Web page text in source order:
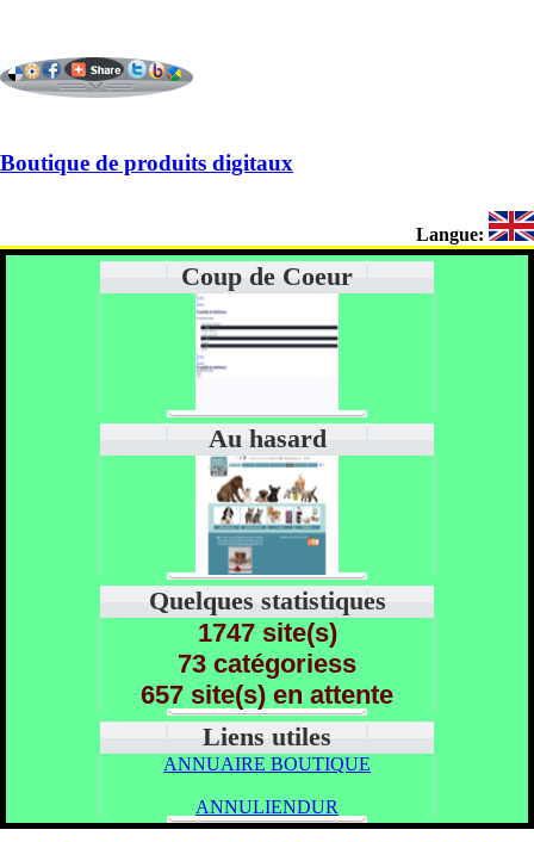
Boutique de produits digitaux
Langue:
Coup de Coeur
Au hasard
Quelques statistiques
1747 site(s)
73 catégoriess
657 site(s) en attente
Liens utiles
ANNUAIRE BOUTIQUE
ANNULIENDUR